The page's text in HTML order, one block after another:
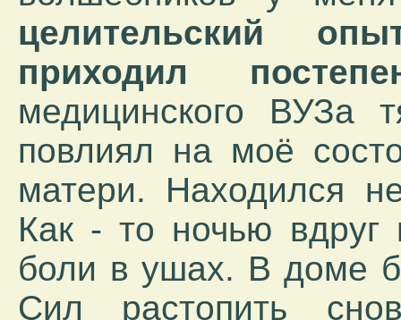
целительский
приходил
медицинского ВУЗа
повлиял на моё
матери. Находился
Как - то ночью вдруг
боли в ушах. В доме
Сил растопить